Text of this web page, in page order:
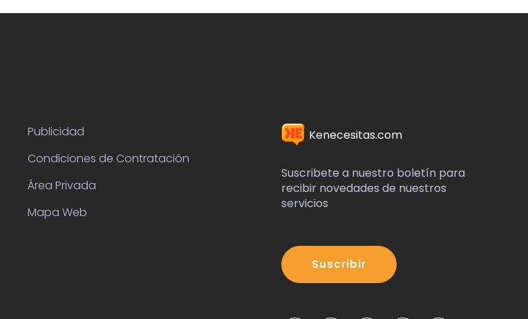
Publicidad
Condiciones de Contratación
Área Privada
Mapa Web
Kenecesitas.com
Suscribete a nuestro boletín para
recibir novedades de nuestros
servicios
Suscribir